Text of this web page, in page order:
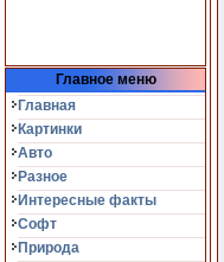
Главное меню
Главная
Картинки
Авто
Разное
Интересные факты
Софт
Природа